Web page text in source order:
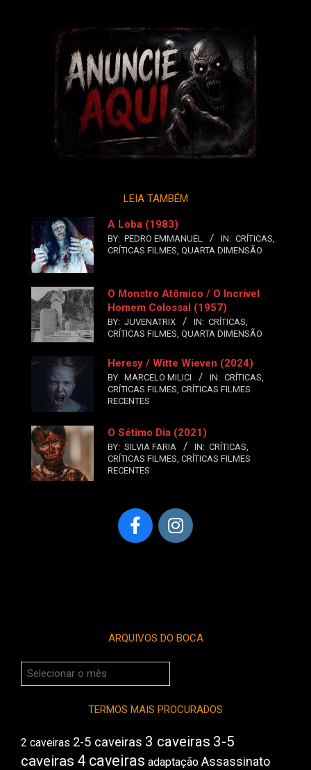
LEIA TAMBÉM
A Loba (1983)
BY: PEDRO EMMANUEL IN: CRÍTICAS
CRÍTICAS FILMES QUARTA DIMENSÃO
O Monstro Atômico / O Incrível
Homem Colossal (1957)
BY: JUVENATRIX IN: CRÍTICAS
CRÍTICAS FILMES QUARTA DIMENSÃO
Heresy / Witte Wieven (2024)
BY: MARCELO MILICI IN: CRÍTICAS
CRÍTICAS FILMES CRÍTICAS FILMES
RECENTES
O Sétimo Dia (2021)
BY: SILVIA FARIA IN: CRÍTICAS
CRÍTICAS FILMES CRÍTICAS FILMES
RECENTES
ARQUIVOS DO BOCA
Arquivos
do
TERMOS MAIS PROCURADOS
2 caveiras 2-5 caveiras 3 caveiras 3-5
caveiras 4 caveiras adaptação Assassinato